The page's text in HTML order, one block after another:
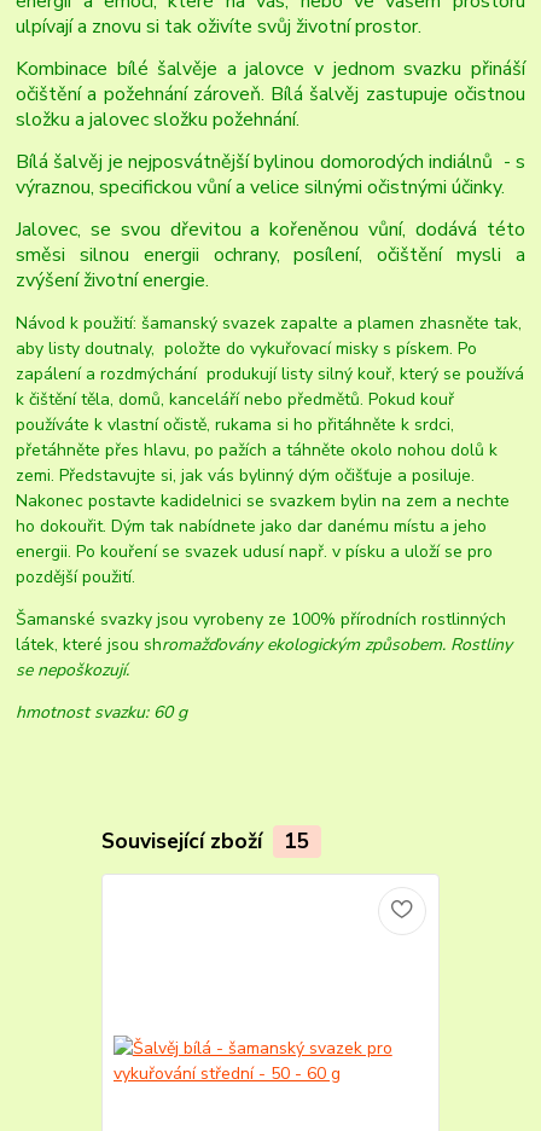
ulpívají a znovu si tak oživíte svůj životní prostor.
Kombinace bílé šalvěje a jalovce v jednom svazku přináší
očištění a požehnání zároveň. Bílá šalvěj zastupuje očistnou
složku a jalovec složku požehnání.
Bílá šalvěj je nejposvátnější bylinou domorodých indiálnů - s
výraznou, specifickou vůní a velice silnými očistnými účinky.
Jalovec, se svou dřevitou a kořeněnou vůní, dodává této
směsi silnou energii ochrany, posílení, očištění mysli a
zvýšení životní energie.
Návod k použití: šamanský svazek zapalte a plamen zhasněte tak,
aby listy doutnaly, položte do vykuřovací misky s pískem. Po
zapálení a rozdmýchání produkují listy silný kouř, který se používá
k čištění těla, domů, kanceláří nebo předmětů. Pokud kouř
používáte k vlastní očistě, rukama si ho přitáhněte k srdci,
přetáhněte přes hlavu, po pažích a táhněte okolo nohou dolů k
zemi. Představujte si, jak vás bylinný dým očišťuje a posiluje.
Nakonec postavte kadidelnici se svazkem bylin na zem a nechte
ho dokouřit. Dým tak nabídnete jako dar danému místu a jeho
energii. Po kouření se svazek udusí např. v písku a uloží se pro
pozdější použití.
Šamanské svazky jsou vyrobeny ze 100% přírodních rostlinných
látek, které jsou shromažďovány ekologickým způsobem. Rostliny
se nepoškozují.
hmotnost svazku: 60 g
Související zboží 15